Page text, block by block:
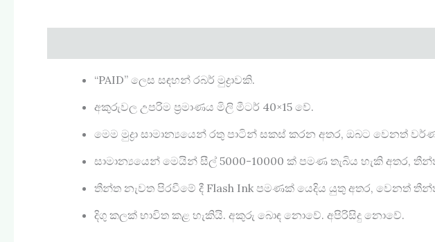
“PAID” ලෙස සඳහන් රබර් මුද්‍රාවකි.
අකුරුවල උපරිම ප්‍රමාණය මිලි මීටර් 40×15 වේ.
මෙම මුද්‍රා සාමාන්‍යයෙන් රතු පාටින් සකස් කරන අතර, ඔබට වෙනත්
සාමාන්‍යයෙන් මෙයින් සීල් 5000-10000 ක් පමණ තැබිය හැකි අතර,
තීන්ත නැවත පිරවීමේ දී Flash Ink පමණක් යෙදිය යුතු අතර, වෙනත්
දිගු කලක් භාවිත කළ හැකියි. අකුරු බොඳ නොවේ. අපිරිසිදු නොවේ.